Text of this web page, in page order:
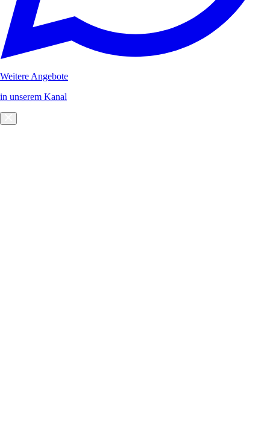
Weitere Angebote
in unserem Kanal